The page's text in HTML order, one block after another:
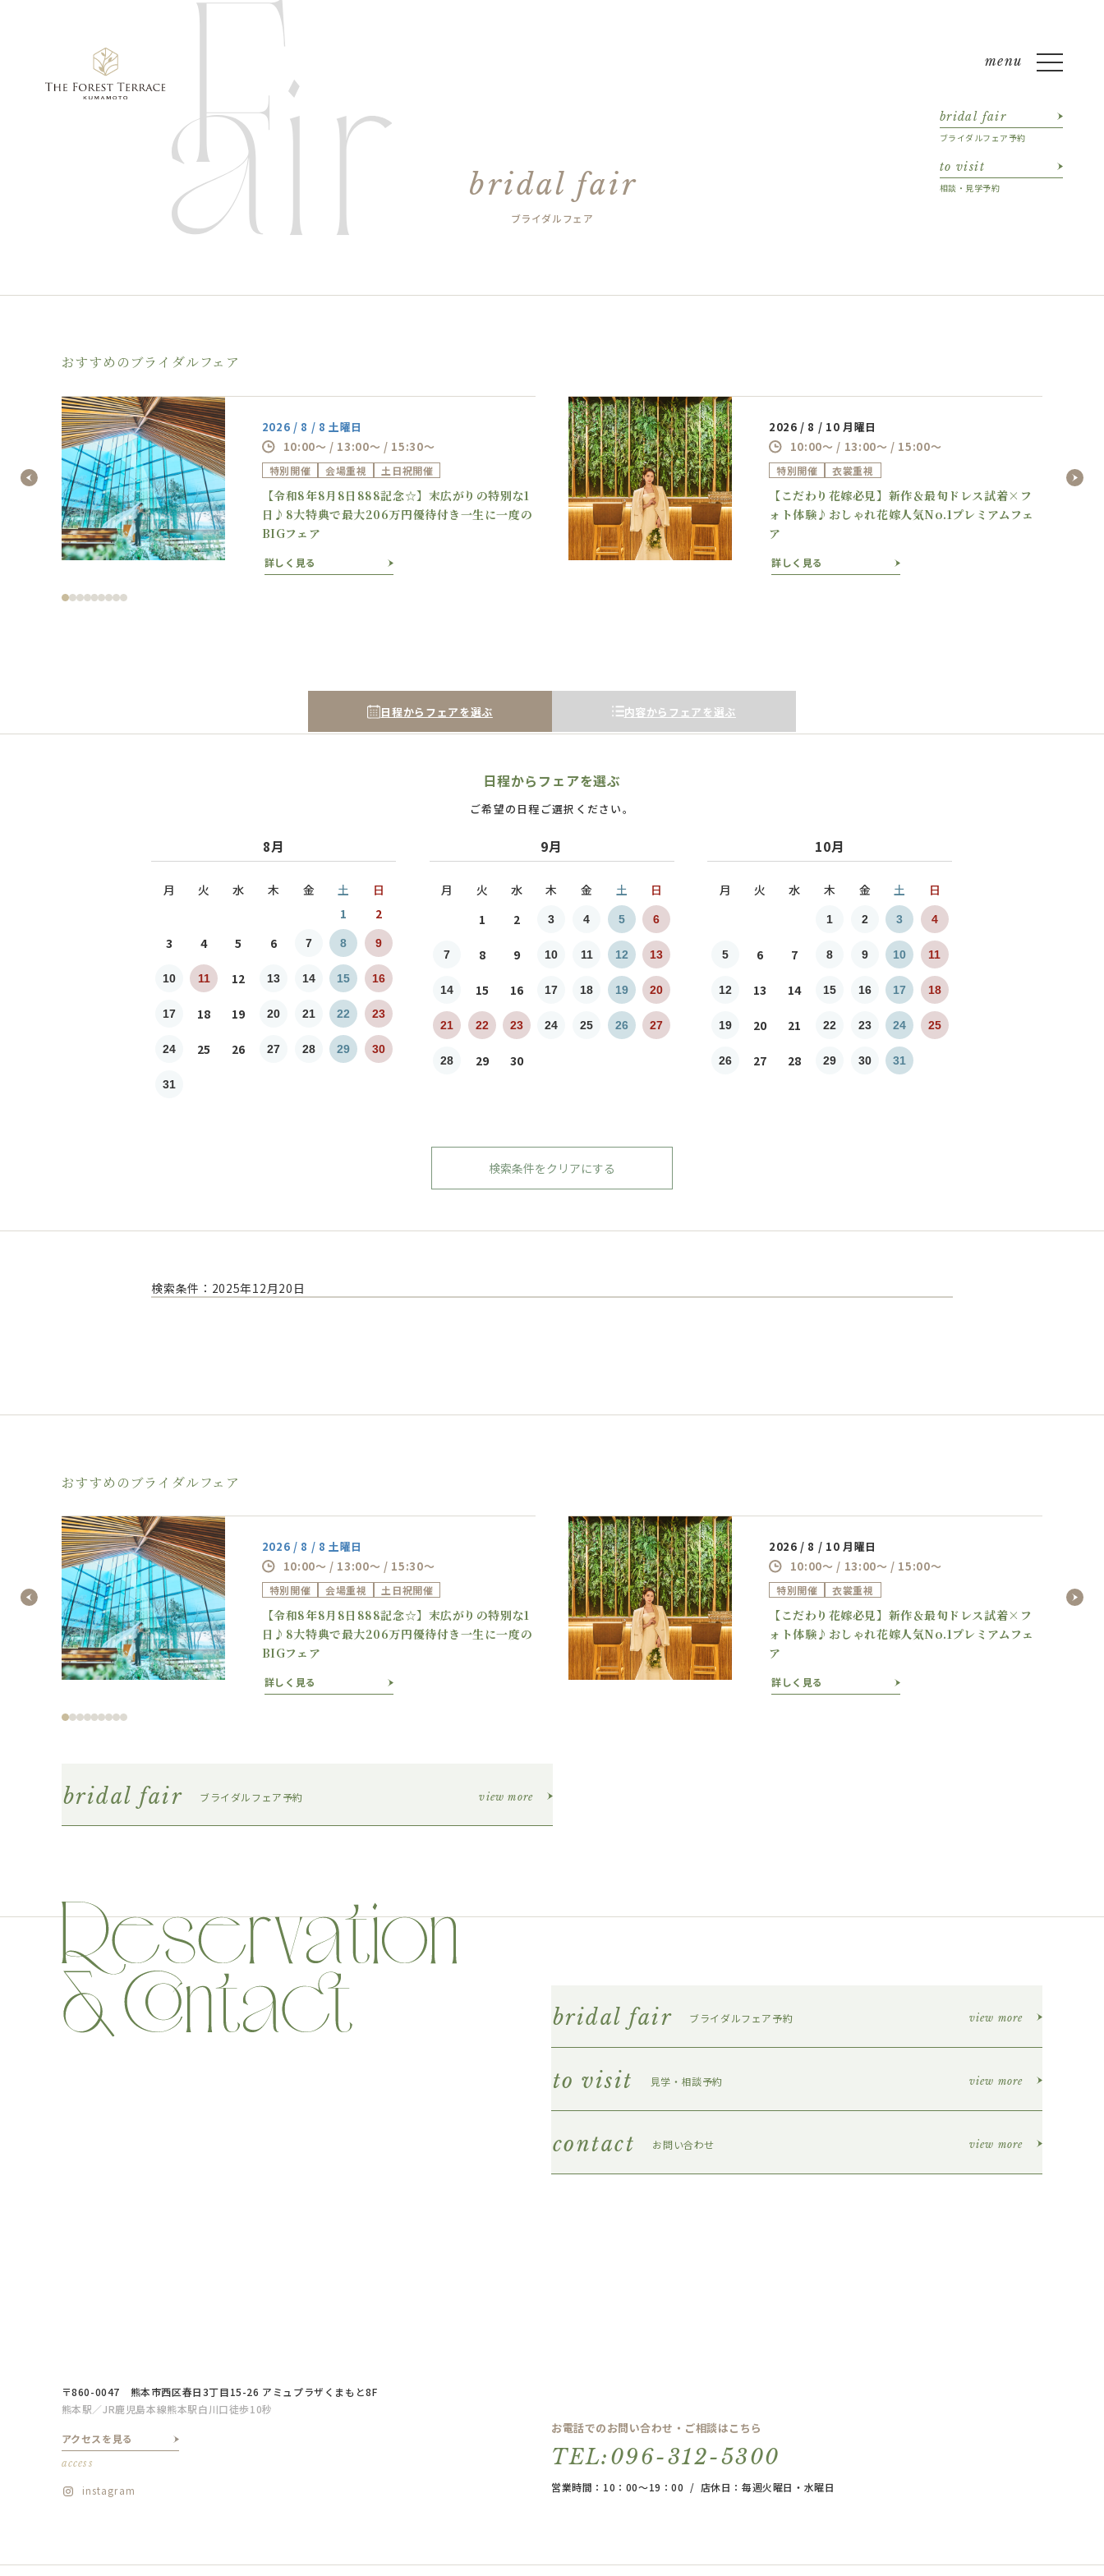
bridal fair
ブライダルフェア予約
to visit
相談・見学予約
bridal fair
ブライダルフェア
おすすめのブライダルフェア
Previous
2026 / 8 / 8 土曜日
10:00～ / 13:00～ / 15:30～
特別開催 会場重視 土日祝開催
【令和8年8月8日888記念☆】末広がりの特別な1
日♪8大特典で最大206万円優待付き一生に一度の
BIGフェア
詳しく見る
2026 / 8 / 10 月曜日
10:00～ / 13:00～ / 15:00～
特別開催 衣裳重視
【こだわり花嫁必見】新作＆最旬ドレス試着×フ
ォト体験♪おしゃれ花嫁人気No.1プレミアムフェ
ア
詳しく見る
Next
日程からフェアを選ぶ 内容からフェアを選ぶ
日程からフェアを選ぶ
ご希望の日程ご選択ください。
8月
月 火 水 木 金 土
日
1
2
3
4 5 6 7 8 9
10 11 12 13 14 15 16
17 18 19 20 21 22 23
24 25 26 27 28 29 30
31
9月
月 火 水 木 金 土
日
1
2 3 4 5 6
7 8 9 10 11 12 13
14 15 16 17 18 19 20
21 22 23 24 25 26 27
28 29 30
10月
月 火 水 木 金 土 日
1 2 3 4
5 6 7 8 9 10 11
12 13 14 15 16 17 18
19 20 21 22 23 24 25
26 27 28 29 30 31
検索条件をクリアにする
検索条件：2025年12月20日
おすすめのブライダルフェア
Previous
2026 / 8 / 8 土曜日
10:00～ / 13:00～ / 15:30～
特別開催 会場重視 土日祝開催
【令和8年8月8日888記念☆】末広がりの特別な1
日♪8大特典で最大206万円優待付き一生に一度の
BIGフェア
詳しく見る
2026 / 8 / 10 月曜日
10:00～ / 13:00～ / 15:00～
特別開催 衣裳重視
【こだわり花嫁必見】新作＆最旬ドレス試着×フ
ォト体験♪おしゃれ花嫁人気No.1プレミアムフェ
ア
詳しく見る
Next
bridal fair ブライダルフェア予約 view more
bridal fair ブライダルフェア予約 view more
to visit 見学・相談予約 view more
contact お問い合わせ view more
お電話でのお問い合わせ・ご相談はこちら
TEL:096-312-5300
営業時間：10：00～19：00 / 店休日：毎週火曜日・水曜日
〒860-0047 熊本市西区春日3丁目15-26 アミュプラザくまもと8F
熊本駅／JR鹿児島本線熊本駅白川口徒歩10秒
アクセスを見る
access
instagram